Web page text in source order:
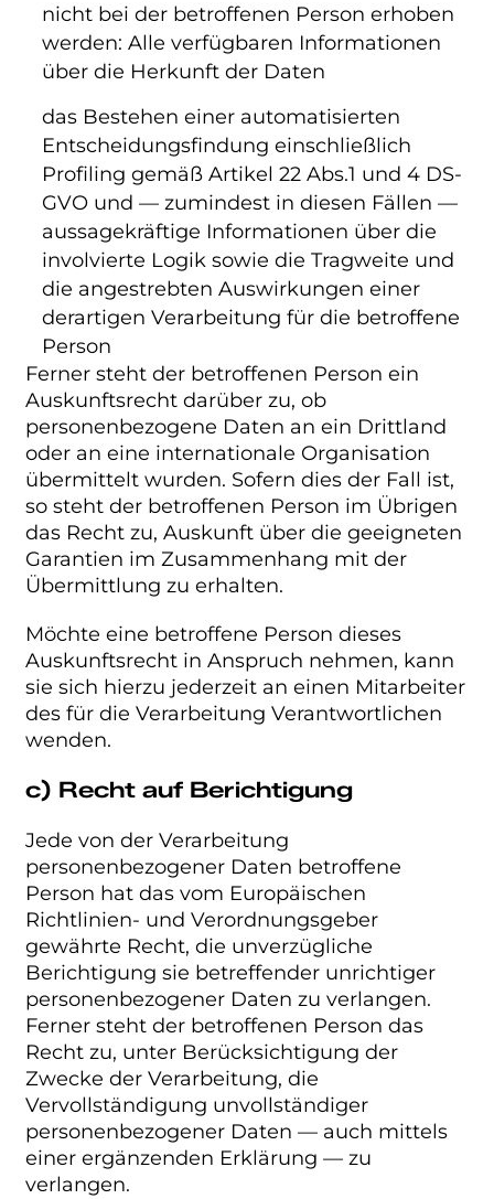
nicht bei der betroffenen Person erhoben
werden: Alle verfügbaren Informationen
über die Herkunft der Daten
das Bestehen einer automatisierten
Entscheidungsfindung einschließlich
Profiling gemäß Artikel 22 Abs.1 und 4 DS-
GVO und — zumindest in diesen Fällen —
aussagekräftige Informationen über die
involvierte Logik sowie die Tragweite und
die angestrebten Auswirkungen einer
derartigen Verarbeitung für die betroffene
Person
Ferner steht der betroffenen Person ein
Auskunftsrecht darüber zu, ob
personenbezogene Daten an ein Drittland
oder an eine internationale Organisation
übermittelt wurden. Sofern dies der Fall ist,
so steht der betroffenen Person im Übrigen
das Recht zu, Auskunft über die geeigneten
Garantien im Zusammenhang mit der
Übermittlung zu erhalten.
Möchte eine betroffene Person dieses
Auskunftsrecht in Anspruch nehmen, kann
sie sich hierzu jederzeit an einen Mitarbeiter
des für die Verarbeitung Verantwortlichen
wenden.
c) Recht auf Berichtigung
Jede von der Verarbeitung
personenbezogener Daten betroffene
Person hat das vom Europäischen
Richtlinien- und Verordnungsgeber
gewährte Recht, die unverzügliche
Berichtigung sie betreffender unrichtiger
personenbezogener Daten zu verlangen.
Ferner steht der betroffenen Person das
Recht zu, unter Berücksichtigung der
Zwecke der Verarbeitung, die
Vervollständigung unvollständiger
personenbezogener Daten — auch mittels
einer ergänzenden Erklärung — zu
verlangen.